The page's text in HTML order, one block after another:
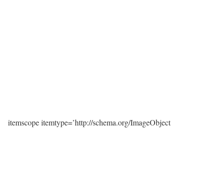
itemscope itemtype=’http://schema.org/ImageObject